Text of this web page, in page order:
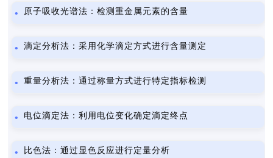
原子吸收光谱法：检测重金属元素的含量
滴定分析法：采用化学滴定方式进行含量测定
重量分析法：通过称量方式进行特定指标检测
电位滴定法：利用电位变化确定滴定终点
比色法：通过显色反应进行定量分析